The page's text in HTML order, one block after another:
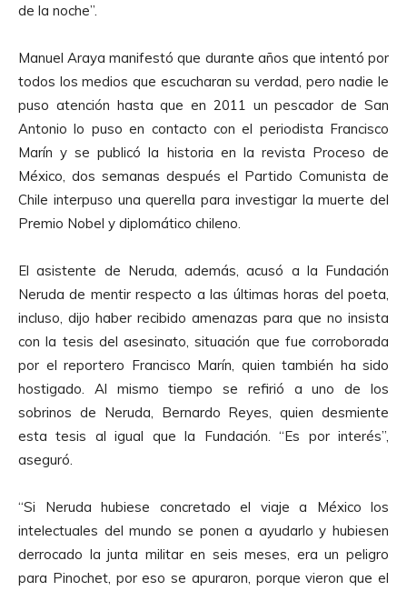
de la noche”.
Manuel Araya manifestó que durante años que intentó por
todos los medios que escucharan su verdad, pero nadie le
puso atención hasta que en 2011 un pescador de San
Antonio lo puso en contacto con el periodista Francisco
Marín y se publicó la historia en la revista Proceso de
México, dos semanas después el Partido Comunista de
Chile interpuso una querella para investigar la muerte del
Premio Nobel y diplomático chileno.
El asistente de Neruda, además, acusó a la Fundación
Neruda de mentir respecto a las últimas horas del poeta,
incluso, dijo haber recibido amenazas para que no insista
con la tesis del asesinato, situación que fue corroborada
por el reportero Francisco Marín, quien también ha sido
hostigado. Al mismo tiempo se refirió a uno de los
sobrinos de Neruda, Bernardo Reyes, quien desmiente
esta tesis al igual que la Fundación. “Es por interés”,
aseguró.
“Si Neruda hubiese concretado el viaje a México los
intelectuales del mundo se ponen a ayudarlo y hubiesen
derrocado la junta militar en seis meses, era un peligro
para Pinochet, por eso se apuraron, porque vieron que el